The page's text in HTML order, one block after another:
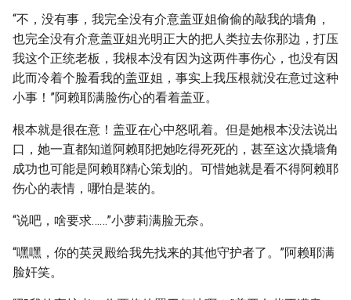
“不，没有事，我完全没有介意盖亚姐偷偷的敲我的墙角，
也完全没有介意盖亚姐光明正大的把人类拉去你那边，打压
我这个正统老板，我根本没有因为这两件事伤心，也没有因
此而冷着个脸看我的盖亚姐，事实上我压根就没在意过这种
小事！”阿赖耶满脸伤心的看着盖亚。
根本就是很在意！盖亚在心中怒吼着。但是她根本没法说出
口，她一直都知道阿赖耶把她吃得死死的，甚至这次撬墙角
成功也可能是阿赖耶精心策划的。可惜她就是看不得阿赖耶
伤心的表情，哪怕是装的。
“说吧，啥要求……”小萝莉满脸无奈。
“嘿嘿，你的英灵殿给我先找来的其他守护者了。”阿赖耶满
脸奸笑。